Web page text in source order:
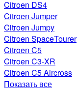
Citroen DS4
Citroen Jumper
Citroen Jumpy
Citroen SpaceTourer
Citroen C5
Citroen C3-XR
Citroen C5 Aircross
Показать все